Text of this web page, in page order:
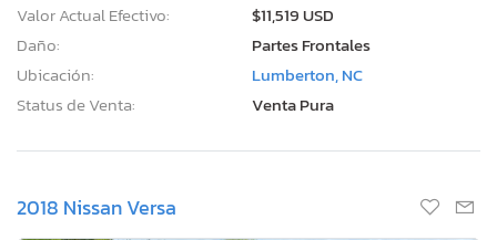
Valor Actual Efectivo:
$11,519 USD
Daño:
Partes Frontales
Ubicación:
Lumberton, NC
Status de Venta:
Venta Pura
2018 Nissan Versa